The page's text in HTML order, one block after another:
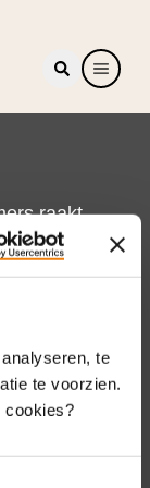
te
te voorzien.
cookies?
raakt.